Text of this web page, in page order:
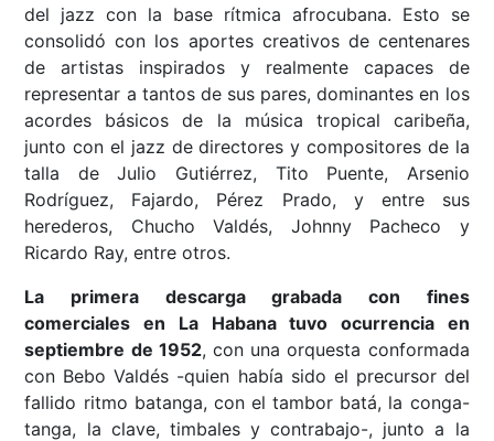
del jazz con la base rítmica afrocubana. Esto se
consolidó con los aportes creativos de centenares
de artistas inspirados y realmente capaces de
representar a tantos de sus pares, dominantes en los
acordes básicos de la música tropical caribeña,
junto con el jazz de directores y compositores de la
talla de Julio Gutiérrez, Tito Puente, Arsenio
Rodríguez, Fajardo, Pérez Prado, y entre sus
herederos, Chucho Valdés, Johnny Pacheco y
Ricardo Ray, entre otros.
La primera descarga grabada con fines
comerciales en La Habana tuvo ocurrencia en
septiembre de 1952, con una orquesta conformada
con Bebo Valdés -quien había sido el precursor del
fallido ritmo batanga, con el tambor batá, la conga-
tanga, la clave, timbales y contrabajo-, junto a la